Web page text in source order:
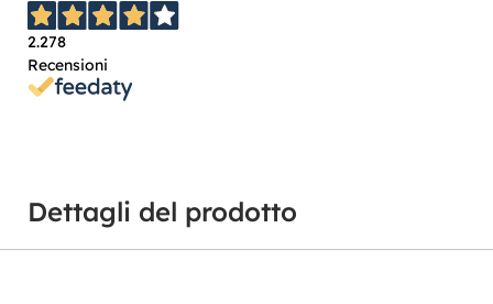
2.278
Recensioni
Dettagli del prodotto